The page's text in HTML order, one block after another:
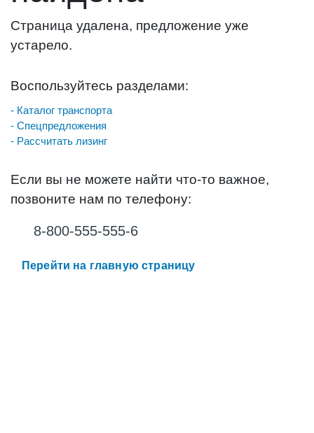
Страница удалена, предложение уже
устарело.
Воспользуйтесь разделами:
- Каталог транспорта
- Спецпредложения
- Рассчитать лизинг
Если вы не можете найти что-то важное,
позвоните нам по телефону:
8-800-555-555-6
Перейти на главную страницу